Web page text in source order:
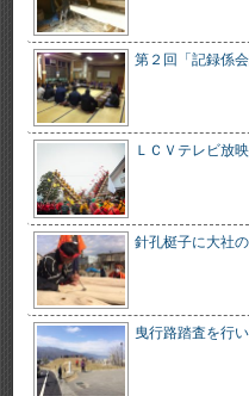
第２回「記録係
ＬＣＶテレビ放
針孔梃子に大社
曳行路踏査を行